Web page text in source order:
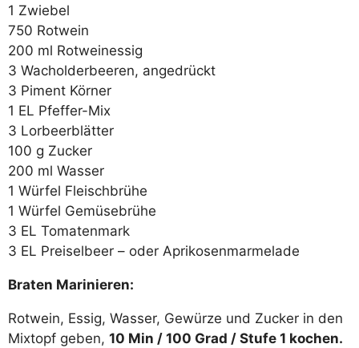
1 Zwiebel
750 Rotwein
200 ml Rotweinessig
3 Wacholderbeeren, angedrückt
3 Piment Körner
1 EL Pfeffer-Mix
3 Lorbeerblätter
100 g Zucker
200 ml Wasser
1 Würfel Fleischbrühe
1 Würfel Gemüsebrühe
3 EL Tomatenmark
3 EL Preiselbeer – oder Aprikosenmarmelade
Braten Marinieren:
Rotwein, Essig, Wasser, Gewürze und Zucker in den
Mixtopf geben, 10 Min / 100 Grad / Stufe 1 kochen.